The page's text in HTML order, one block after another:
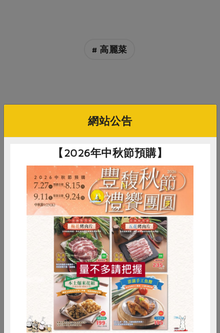
# 高麗菜
你可能有興趣的食譜
RPET 食譜 減硝酸鹽
雞蛋 食安 共同購買
網站公告
【2026年中秋節預購】